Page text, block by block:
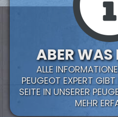
ABER WAS
ALLE
PEUGEOT EXPERT
SEITE IN UNSERER
MEHR